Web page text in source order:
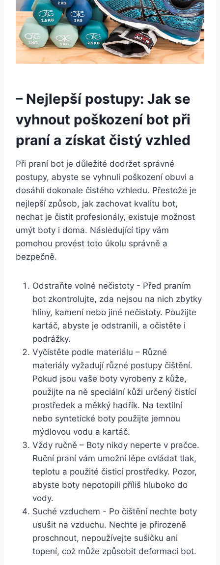
– Nejlepší ⁤postupy:⁣ Jak se
vyhnout poškození bot při
praní a získat ⁤čistý vzhled
Při⁤ praní bot je důležité dodržet správné
postupy, abyste se vyhnuli poškození obuvi a
dosáhli dokonale čistého vzhledu. Přestože je
nejlepší způsob, jak zachovat kvalitu⁤ bot,
nechat je čistit profesionály, existuje možnost
umýt boty⁣ i⁣ doma. Následující tipy vám
pomohou⁣ provést toto úkolu správně⁤ a
bezpečně.
Odstraňte volné ‌nečistoty ​- Před praním
bot zkontrolujte, zda nejsou na nich‌ zbytky
hlíny, kamení nebo jiné nečistoty. Použijte
kartáč, abyste je odstranili,‍ a očistěte i
podrážky.
Vyčistěte podle materiálu – Různé
materiály⁤ vyžadují různé postupy‌ čištění.
Pokud jsou vaše boty vyrobeny z kůže,
použijte ⁢na ⁣ně speciální kůži určený čistící
prostředek a měkký hadřík. Na‍ textilní
nebo syntetické boty ⁢použijte jemnou
mýdlovou vodu a ‍kartáč.
Vždy ručně – Boty nikdy neperte v pračce.
Ruční praní vám umožní lépe⁢ ovládat tlak,
teplotu a použité čisticí prostředky. Pozor,
abyste boty ⁢nepotopili příliš hluboko‌ do‍
vody.
Suché vzduchem -​ Po čištění nechte boty
usušit na vzduchu. Nechte je přirozeně
proschnout, nepoužívejte sušičku ani
⁤topení, což může způsobit deformaci bot.